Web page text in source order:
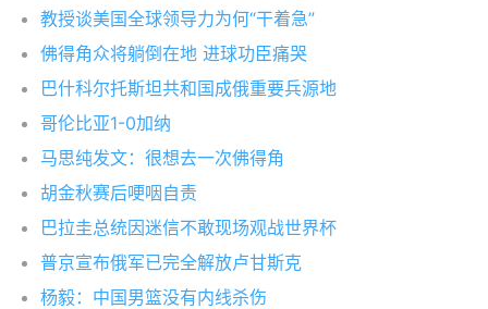
教授谈美国全球领导力为何“干着急”
佛得角众将躺倒在地 进球功臣痛哭
巴什科尔托斯坦共和国成俄重要兵源地
哥伦比亚1-0加纳
马思纯发文：很想去一次佛得角
胡金秋赛后哽咽自责
巴拉圭总统因迷信不敢现场观战世界杯
普京宣布俄军已完全解放卢甘斯克
杨毅：中国男篮没有内线杀伤